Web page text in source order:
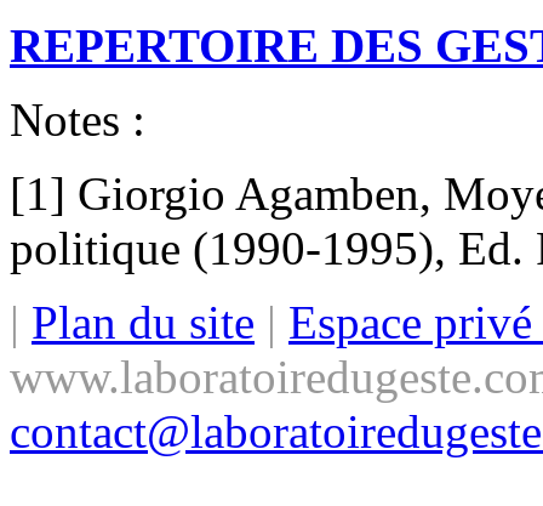
REPERTOIRE DES
Notes :
[1] Giorgio Agamben,
politique (1990-1995), Ed.
| Plan du site | Espace privé